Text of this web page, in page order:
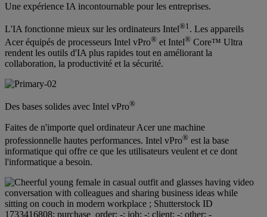
Une expérience IA incontournable pour les entreprises.
L'IA fonctionne mieux sur les ordinateurs Intel®1 . Les appareils
Acer équipés de processeurs Intel vPro® et Intel® Core™ Ultra
rendent les outils d'IA plus rapides tout en améliorant la
collaboration, la productivité et la sécurité.
Des bases solides avec Intel vPro®
Faites de n'importe quel ordinateur Acer une machine
professionnelle hautes performances. Intel vPro® est la base
informatique qui offre ce que les utilisateurs veulent et ce dont
l'informatique a besoin.